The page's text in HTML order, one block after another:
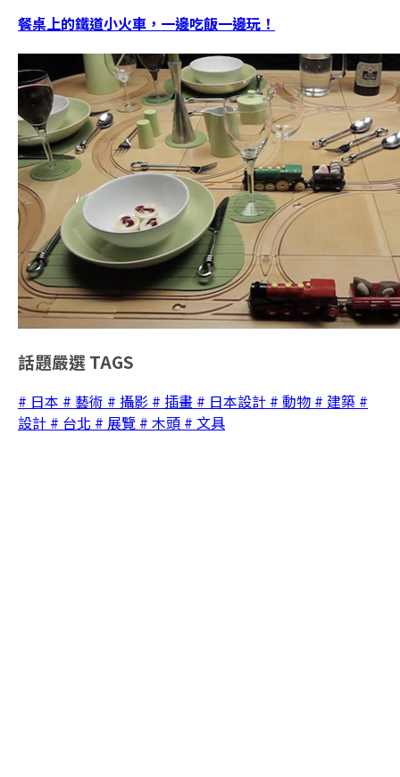
餐桌上的鐵道小火車，一邊吃飯一邊玩！
話題嚴選 TAGS
# 日本 # 藝術 # 攝影 # 插畫 # 日本設計 # 動物 # 建築 #
設計 # 台北 # 展覽 # 木頭 # 文具